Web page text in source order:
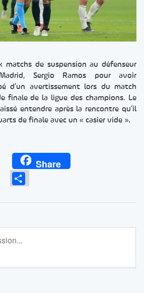
matchs de suspension au défenseur
Sergio Ramos pour avoir
d’un avertissement lors du match
finale de la ligue des champions. Le
entendre après la rencontre qu’il
de finale avec un « casier vide ».
Share
Partager